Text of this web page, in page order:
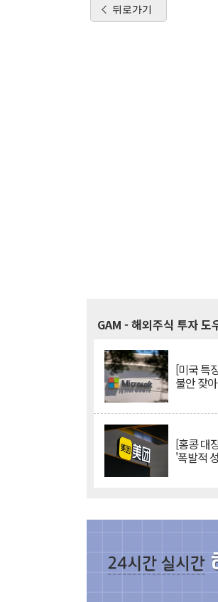
뒤로가기
GAM - 해외주식 투자 도
[미국 특
불안 잦
[홍콩 대
'폭발적